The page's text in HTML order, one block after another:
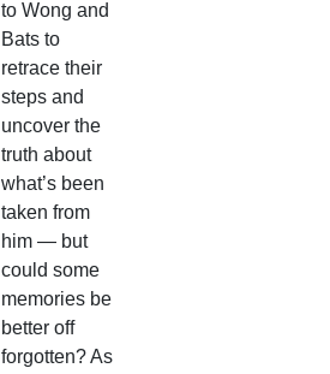
to Wong and
Bats to
retrace their
steps and
uncover the
truth about
what’s been
taken from
him — but
could some
memories be
better off
forgotten? As